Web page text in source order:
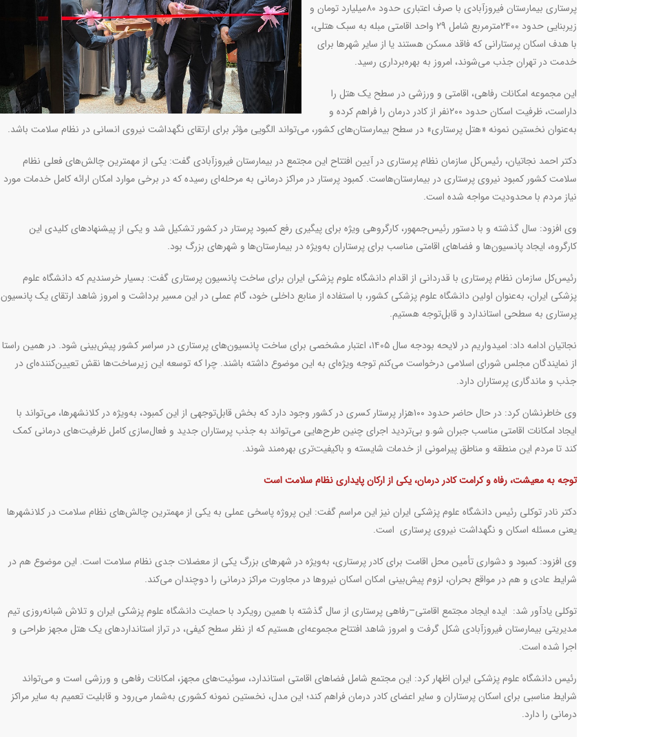
پرستاری بیمارستان فیروزآبادی با صرف اعتباری حدود ۸۰میلیارد تومان و
زیربنایی حدود ۲۴۰۰مترمربع شامل 29 واحد اقامتی مبله به سبک هتلی،
با هدف اسکان پرستارانی که فاقد مسکن هستند یا از سایر شهرها برای
خدمت در تهران جذب می‌شوند، امروز به بهره‌برداری رسید.
این مجموعه امکانات رفاهی، اقامتی و ورزشی در سطح یک هتل را
داراست، ظرفیت اسکان حدود ۲۰۰نفر از کادر درمان را فراهم کرده و
به‌عنوان نخستین نمونه «هتل پرستاری» در سطح بیمارستان‌های کشور، می‌تواند الگویی مؤثر برای ارتقای نگهداشت نیروی انسانی در نظام سلامت باشد.
دکتر احمد نجاتیان، رئیس‌کل سازمان نظام پرستاری در آیین افتتاح این مجتمع در بیمارستان فیروزآبادی گفت: یکی از مهمترین چالش‌های فعلی نظام
سلامت کشور کمبود نیروی پرستاری در بیمارستان‌هاست. کمبود پرستار در مراکز درمانی به مرحله‌ای رسیده که در برخی موارد امکان ارائه کامل خدمات مورد
نیاز مردم با محدودیت مواجه شده است.
وی افزود: سال گذشته و با دستور رئیس‌جمهور، کارگروهی ویژه برای پیگیری رفع کمبود پرستار در کشور تشکیل شد و یکی از پیشنهادهای کلیدی این
کارگروه، ایجاد پانسیون‌ها و فضاهای اقامتی مناسب برای پرستاران به‌ویژه در بیمارستان‌ها و شهرهای بزرگ بود.
رئیس‌کل سازمان نظام پرستاری با قدردانی از اقدام دانشگاه علوم پزشکی ایران برای ساخت پانسیون پرستاری گفت: بسیار خرسندیم که دانشگاه علوم
پزشکی ایران، به‌عنوان اولین دانشگاه علوم پزشکی کشور، با استفاده از منابع داخلی خود، گام عملی در این مسیر برداشت و امروز شاهد ارتقای یک پانسیون
پرستاری به سطحی استاندارد و قابل‌توجه هستیم.
نجاتیان ادامه داد: امیدواریم در لایحه بودجه سال ۱۴۰۵، اعتبار مشخصی برای ساخت پانسیون‌های پرستاری در سراسر کشور پیش‌بینی شود. در همین راستا
از نمایندگان مجلس شورای اسلامی درخواست می‌کنم توجه ویژه‌ای به این موضوع داشته باشند. چرا که توسعه این زیرساخت‌ها نقش تعیین‌کننده‌ای در
جذب و ماندگاری پرستاران دارد.
وی خاطرنشان کرد: در حال حاضر حدود ۱۰۰هزار پرستار کسری در کشور وجود دارد که بخش قابل‌توجهی از این کمبود، به‌ویژه در کلانشهرها، می‌تواند با
ایجاد امکانات اقامتی مناسب جبران شو.و بی‌تردید اجرای چنین طرح‌هایی می‌تواند به جذب پرستاران جدید و فعال‌سازی کامل ظرفیت‌های درمانی کمک
کند تا مردم این منطقه و مناطق پیرامونی از خدمات شایسته و باکیفیت‌تری بهره‌مند شوند.
توجه به معیشت، رفاه و کرامت کادر درمان، یکی از ارکان پایداری نظام سلامت است
دکتر نادر توکلی رئیس دانشگاه علوم پزشکی ایران نیز این مراسم گفت: این پروژه پاسخی عملی به یکی از مهمترین چالش‌های نظام سلامت در کلانشهرها
یعنی مسئله اسکان و نگهداشت نیروی پرستاری است.
وی افزود: کمبود و دشواری تأمین محل اقامت برای کادر پرستاری، به‌ویژه در شهرهای بزرگ یکی از معضلات جدی نظام سلامت است. این موضوع هم در
شرایط عادی و هم در مواقع بحران، لزوم پیش‌بینی امکان اسکان نیروها در مجاورت مراکز درمانی را دوچندان می‌کند.
توکلی یادآور شد: ایده ایجاد مجتمع اقامتی–رفاهی پرستاری از سال گذشته با همین رویکرد با حمایت دانشگاه علوم پزشکی ایران و تلاش شبانه‌روزی تیم
مدیریتی بیمارستان فیروزآبادی شکل گرفت و امروز شاهد افتتاح مجموعه‌ای هستیم که از نظر سطح کیفی، در تراز استانداردهای یک هتل مجهز طراحی و
اجرا شده است.
رئیس دانشگاه علوم پزشکی ایران اظهار کرد: این مجتمع شامل فضاهای اقامتی استاندارد، سوئیت‌های مجهز، امکانات رفاهی و ورزشی است و می‌تواند
شرایط مناسبی برای اسکان پرستاران و سایر اعضای کادر درمان فراهم کند؛ این مدل، نخستین نمونه کشوری به‌شمار می‌رود و قابلیت تعمیم به سایر مراکز
درمانی را دارد.